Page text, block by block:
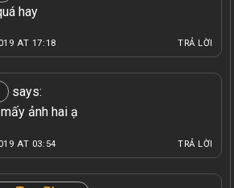
hay
AT 17:18 TRẢ LỜI
says:
ảnh hai ạ
AT 03:54 TRẢ LỜI